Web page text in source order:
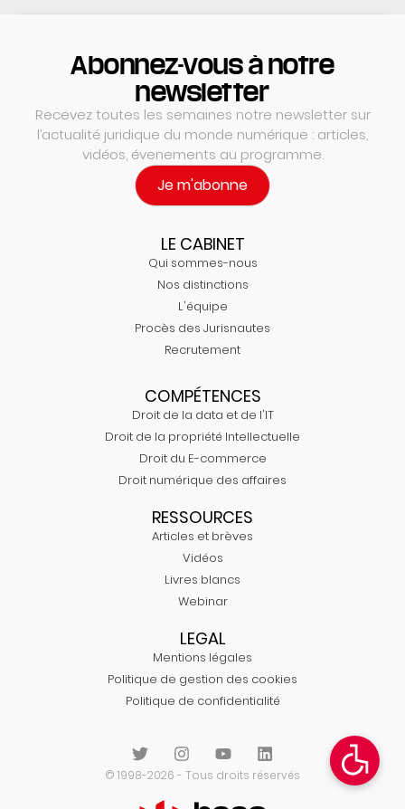
Abonnez-vous à notre
newsletter
Recevez toutes les semaines notre newsletter sur
l’actualité juridique du monde numérique : articles,
vidéos, évenements au programme.
Je m'abonne
LE CABINET
Qui sommes-nous
Nos distinctions
L'équipe
Procès des Jurisnautes
Recrutement
COMPÉTENCES
Droit de la data et de l'IT
Droit de la propriété Intellectuelle
Droit du E-commerce
Droit numérique des affaires
RESSOURCES
Articles et brèves
Vidéos
Livres blancs
Webinar
LEGAL
Mentions légales
Politique de gestion des cookies
Politique de confidentialité
© 1998-2026 - Tous droits réservés